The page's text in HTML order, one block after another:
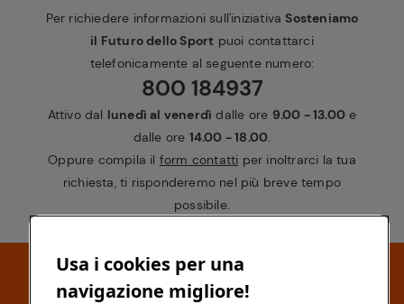
Per richiedere informazioni sull'iniziativaSosteniamo
il Futuro dello Sport puoi contattarci
telefonicamente al seguente numero:
800 184937
Attivo dal lunedì al venerdì dalle ore 9.00 - 13.00e
dalle ore 14.00 - 18.00.
Oppure compila il form contatti per inoltrarci la tua
richiesta, ti risponderemo nel più breve tempo
possibile.
Condividi l'iniziativa
Usa i cookies per una
navigazione migliore!